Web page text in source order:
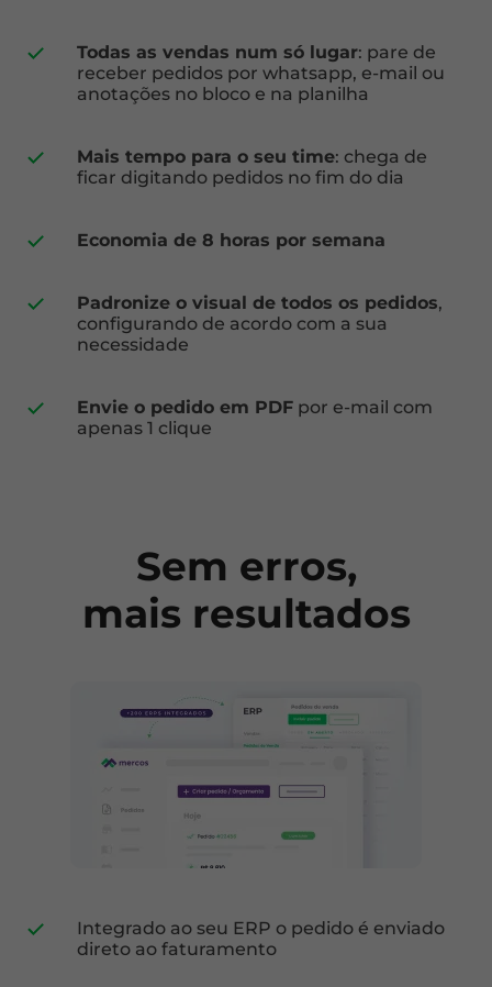
Todas as vendas num só lugar: pare de
receber pedidos por whatsapp, e-mail ou
anotações no bloco e na planilha
Mais tempo para o seu time: chega de
ficar digitando pedidos no fim do dia
Economia de 8 horas por semana
Padronize o visual de todos os pedidos,
configurando de acordo com a sua
necessidade
Envie o pedido em PDF por e-mail com
apenas 1 clique
Sem erros,
mais resultados
Integrado ao seu ERP o pedido é enviado
direto ao faturamento